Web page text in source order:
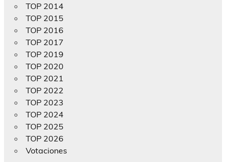
TOP 2014
TOP 2015
TOP 2016
TOP 2017
TOP 2019
TOP 2020
TOP 2021
TOP 2022
TOP 2023
TOP 2024
TOP 2025
TOP 2026
Votaciones